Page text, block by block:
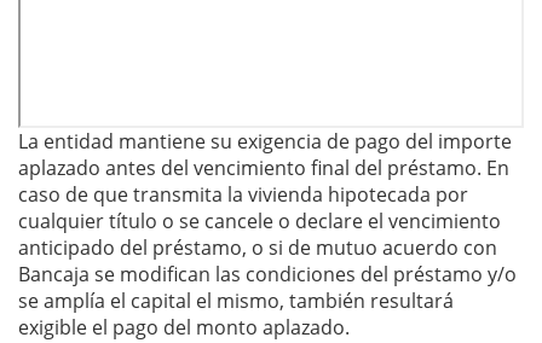
La entidad mantiene su exigencia de pago del importe
aplazado antes del vencimiento final del préstamo. En
caso de que transmita la vivienda hipotecada por
cualquier título o se cancele o declare el vencimiento
anticipado del préstamo, o si de mutuo acuerdo con
Bancaja se modifican las condiciones del préstamo y/o
se amplía el capital el mismo, también resultará
exigible el pago del monto aplazado.